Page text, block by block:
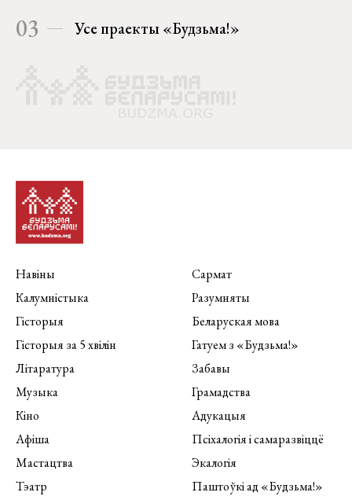
03 Усе праекты «Будзьма!»
Навіны
Калумністыка
Гісторыя
Гісторыя за 5 хвілін
Літаратура
Музыка
Кіно
Афіша
Мастацтва
Тэатр
Сармат
Разумняты
Беларуская мова
Гатуем з «Будзьма!»
Забавы
Грамадства
Адукацыя
Псіхалогія і самаразвіццё
Экалогія
Паштоўкі ад «Будзьма!»